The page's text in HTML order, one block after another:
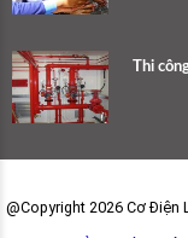
Thi
@Copyright 2026 Cơ Điện